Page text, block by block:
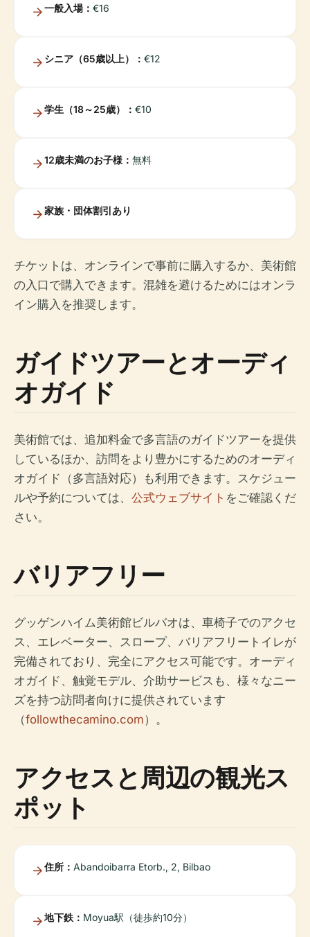
一般入場： €16
シニア（65歳以上）： €12
学生（18～25歳）： €10
12歳未満のお子様： 無料
家族・団体割引あり
チケットは、オンラインで事前に購入するか、美術館
の入口で購入できます。混雑を避けるためにはオンラ
イン購入を推奨します。
ガイドツアーとオーディ
オガイド
美術館では、追加料金で多言語のガイドツアーを提供
しているほか、訪問をより豊かにするためのオーディ
オガイド（多言語対応）も利用できます。スケジュー
ルや予約については、 公式ウェブサイト をご確認くだ
さい。
バリアフリー
グッゲンハイム美術館ビルバオは、車椅子でのアクセ
ス、エレベーター、スロープ、バリアフリートイレが
完備されており、完全にアクセス可能です。オーディ
オガイド、触覚モデル、介助サービスも、様々なニー
ズを持つ訪問者向けに提供されています
（followthecamino.com）。
アクセスと周辺の観光ス
ポット
住所： Abandoibarra Etorb., 2, Bilbao
地下鉄： Moyua駅（徒歩約10分）